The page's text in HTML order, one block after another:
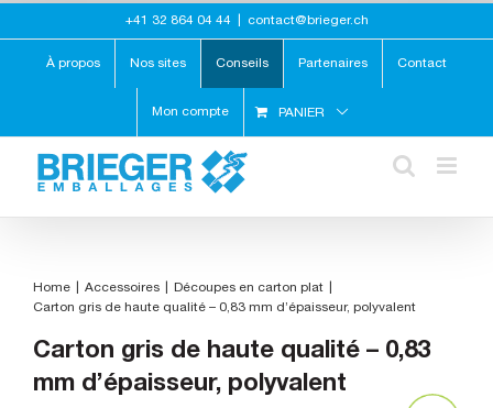
content
+41 32 864 04 44 contact@brieger.ch
À propos Nos sites Conseils Partenaires Contact
Mon compte PANIER
Home Accessoires
Découpes en carton plat
Carton gris de haute qualité – 0,83 mm d’épaisseur, polyvalent
Carton gris de haute qualité – 0,83
mm d’épaisseur, polyvalent